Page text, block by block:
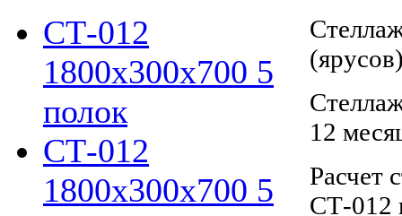
СТ-012
1800х300х700 5
полок
СТ-012
1800х300х700 5
12
Расчет
СТ-012